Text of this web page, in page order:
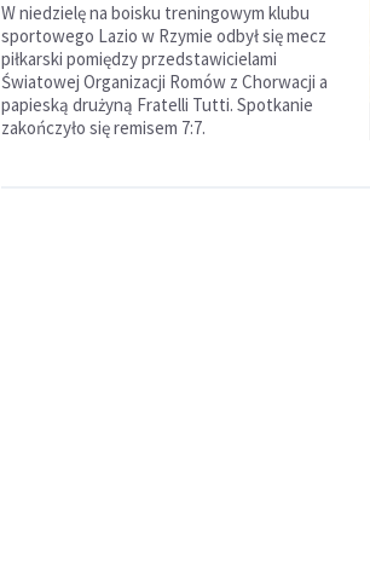
W niedzielę na boisku treningowym klubu
sportowego Lazio w Rzymie odbył się mecz
piłkarski pomiędzy przedstawicielami
Światowej Organizacji Romów z Chorwacji a
papieską drużyną Fratelli Tutti. Spotkanie
zakończyło się remisem 7:7.